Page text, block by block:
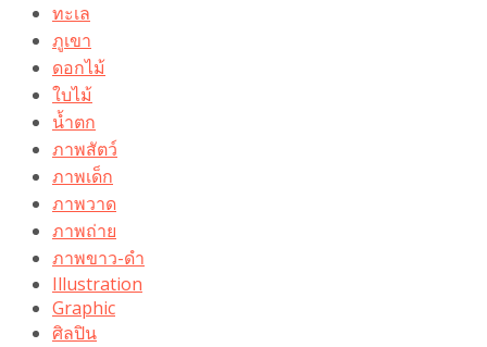
ทะเล
ภูเขา
ดอกไม้
ใบไม้
น้ำตก
ภาพสัตว์
ภาพเด็ก
ภาพวาด
ภาพถ่าย
ภาพขาว-ดำ
Illustration
Graphic
ศิลปิน